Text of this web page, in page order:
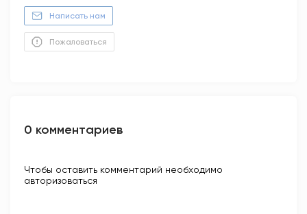
Написать нам
Пожаловаться
0 комментариев
Чтобы оставить комментарий необходимо
авторизоваться